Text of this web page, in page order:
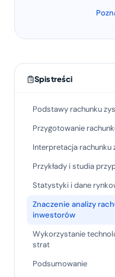
Spis treści
Podstawy rachunku
Przygotowanie
Interpretacja
Przykłady i studia
Statystyki i dane
Znaczenie analizy
inwestorów
Wykorzystanie
strat
Podsumowanie